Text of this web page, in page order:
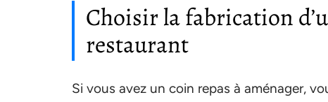
Choisir la fabrication
restaurant
Si vous avez un coin repas à aménager,